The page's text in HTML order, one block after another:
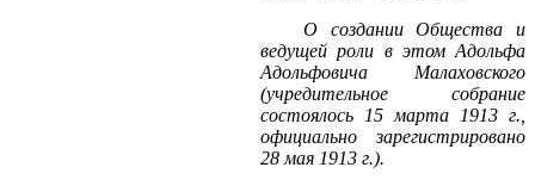
О создании Общества и
ведущей роли в этом Адольфа
Адольфовича Малаховского
(учредительное собрание
состоялось 15 марта
1913 г.,
официально зарегистрировано
28 мая 1913 г.).